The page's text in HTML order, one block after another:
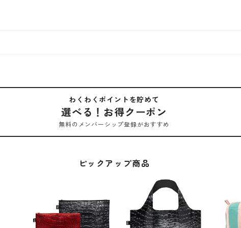
わくわくポイントを貯めて
選べる！お得クーポン
無料のメンバーシップ登録がおすすめ
ピックアップ商品